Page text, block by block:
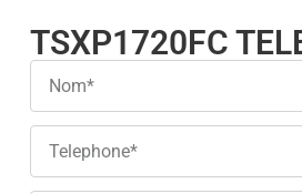
TSXP1720FC